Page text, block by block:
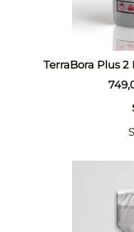
TerraBora Plus